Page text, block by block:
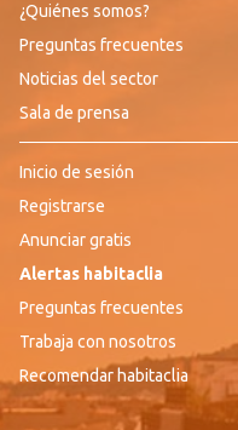
¿Quiénes somos?
Preguntas frecuentes
Noticias del sector
Sala de prensa
Inicio de sesión
Registrarse
Anunciar gratis
Alertas habitaclia
Preguntas frecuentes
Trabaja con nosotros
Recomendar habitaclia